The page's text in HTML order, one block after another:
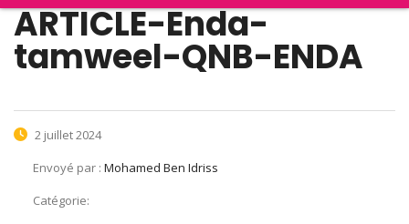
ARTICLE-Enda-
tamweel-QNB-ENDA
2 juillet 2024
Envoyé par : Mohamed Ben Idriss
Catégorie: